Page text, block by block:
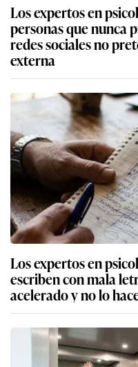
Los expertos en
personas que nunca
redes sociales no
externa
Los expertos en
escriben con mala
acelerado y no lo